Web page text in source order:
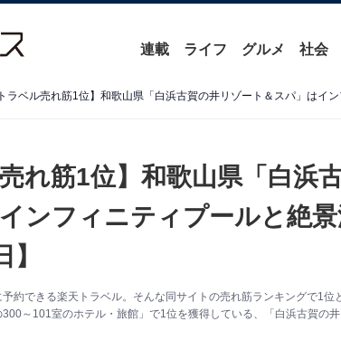
連載 ライフ グルメ 社会
れ筋1位】和歌山県「白浜
ンフィニティプールと絶
約できる楽天トラベル。そんな同サイトの売れ筋ランキングで1位
～101室のホテル・旅館」で1位を獲得している、「白浜古賀の